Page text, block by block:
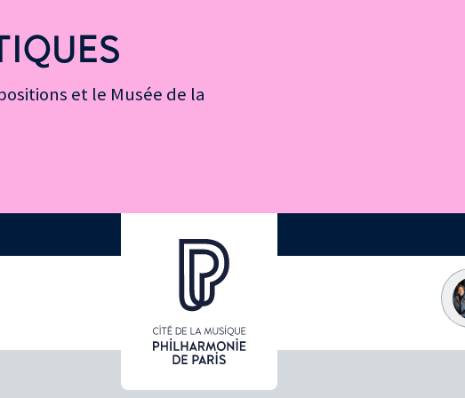
et le Musée de la